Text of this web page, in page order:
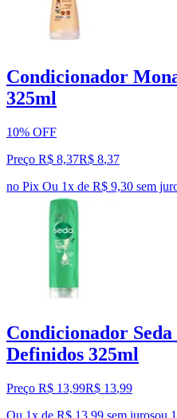
Condicionador
325ml
10% OFF
Preço R$ 8,37R$ 8,37
no Pix Ou 1x de R$ 9,30 sem
Condicionador
Definidos 325ml
Preço R$ 13,99R$ 13,99
Ou 1x de R$ 13,99 sem jurosou 1